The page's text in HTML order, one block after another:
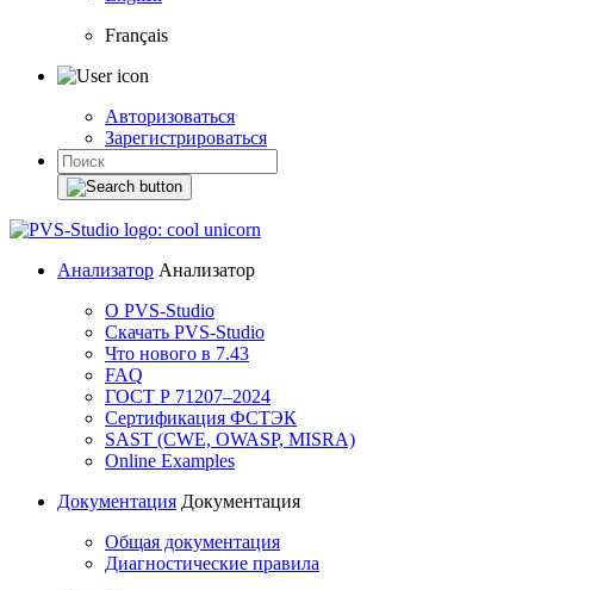
Français
Авторизоваться
Зарегистрироваться
Анализатор Анализатор
О PVS-Studio
Скачать PVS-Studio
Что нового в 7.43
FAQ
ГОСТ Р 71207–2024
Сертификация ФСТЭК
SAST (CWE, OWASP, MISRA)
Online Examples
Документация Документация
Общая документация
Диагностические правила